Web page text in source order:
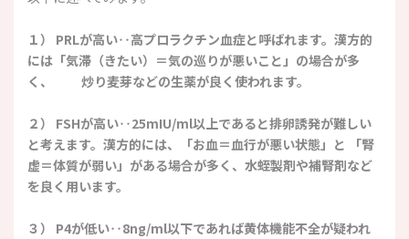
１） PRLが高い‥高プロラクチン血症と呼ばれます。漢方的
には「気滞（きたい）＝気の巡りが悪いこと」の場合が多
く、
炒り麦芽などの生薬が良く使われます。
２） FSHが高い‥25mIU/ml以上であると排卵誘発が難しい
と考えます。漢方的には、「お血＝血行が悪い状態」と 「腎
虚＝体質が弱い」がある場合が多く、水蛭製剤や補腎剤など
を良く用います。
３） P4が低い‥8ng/ml以下であれば黄体機能不全が疑われ